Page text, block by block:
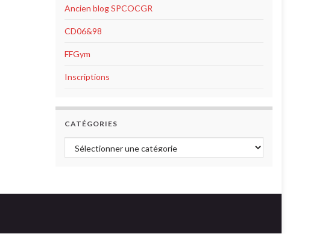
Ancien blog SPCOCGR
CD06&98
FFGym
Inscriptions
CATÉGORIES
Catégories